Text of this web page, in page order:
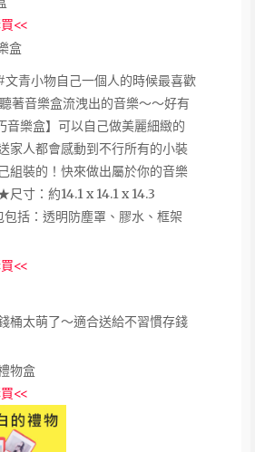
<<
青小物自己一個人的時候最喜歡
聽著音樂盒流洩出的音樂～～好有
音樂盒】可以自己做美麗細緻的
家人都會感動到不行所有的小裝
組裝的！快來做出屬於你的音樂
寸：約14.1 x 14.1 x 14.3
括：透明防塵罩、膠水、框架
<<
桶太萌了～適合送給不習慣存錢
物盒
<<